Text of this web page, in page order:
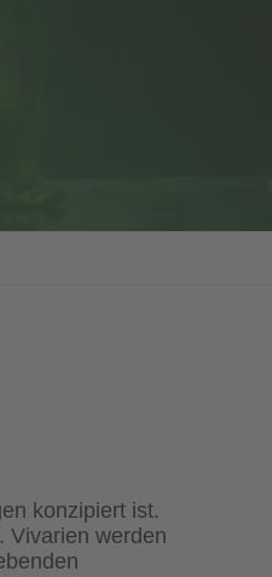
konzipiert ist.
Vivarien werden